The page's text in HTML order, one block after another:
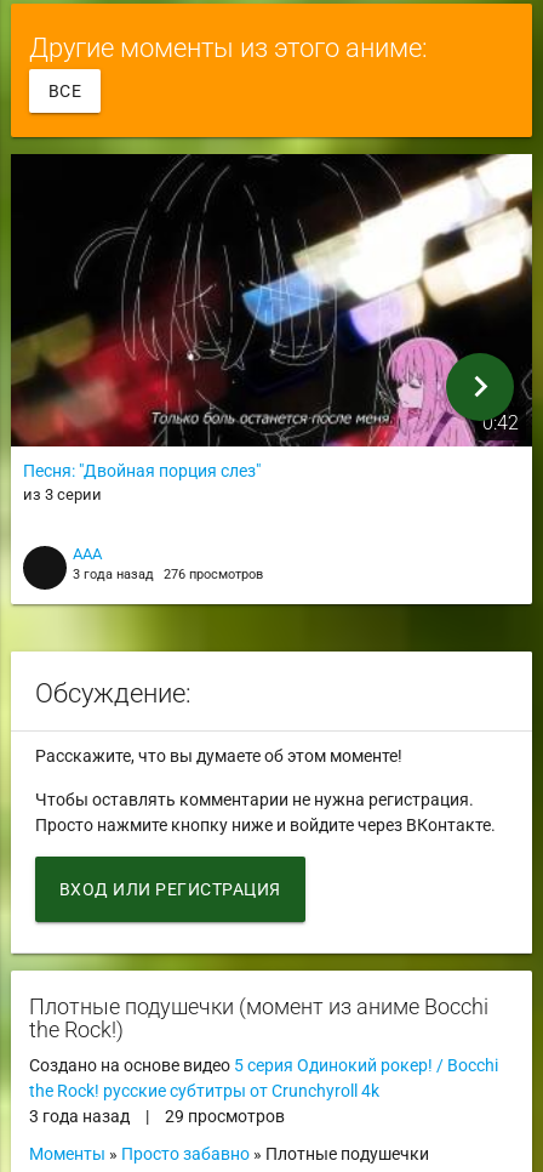
Другие моменты из этого аниме:
ВСЕ
0:42
Песня: "Двойная порция слез"
из 3 серии
AAA
3 года назад 276 просмотров
chevron_right
Обсуждение:
Расскажите, что вы думаете об этом моменте!
Чтобы оставлять комментарии не нужна регистрация.
Просто нажмите кнопку ниже и войдите через ВКонтакте.
ВХОД ИЛИ РЕГИСТРАЦИЯ
Плотные подушечки (момент из аниме Bocchi
the Rock!)
Создано на основе видео 5 серия Одинокий рокер! / Bocchi
the Rock! русские субтитры от Crunchyroll 4k
3 года назад
|
29 просмотров
Моменты » Просто забавно» Плотные подушечки